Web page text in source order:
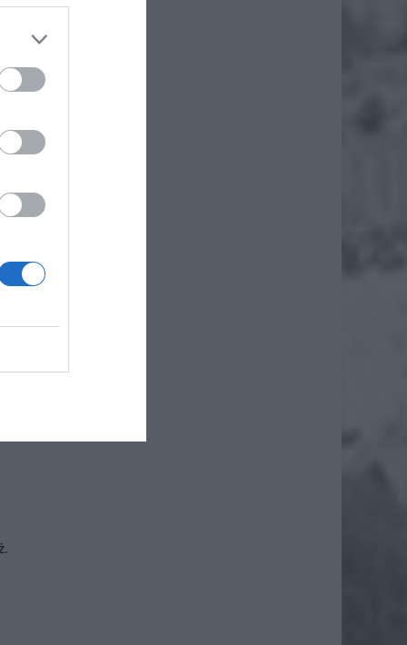
pętli
nich